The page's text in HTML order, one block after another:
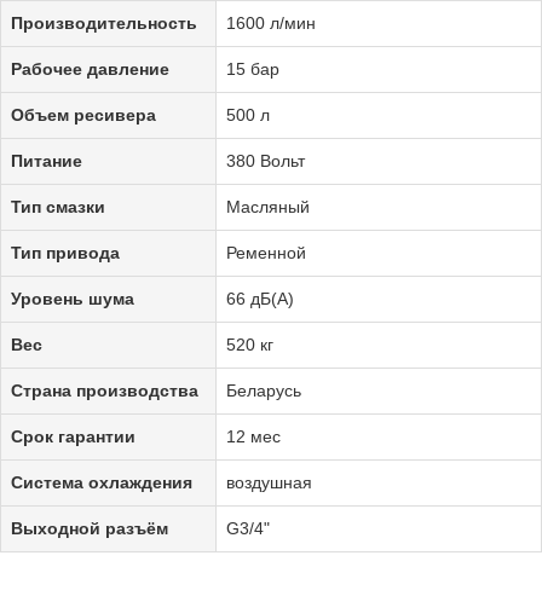
Производительность 1600 л/мин
Рабочее давление 15 бар
Объем ресивера 500 л
Питание 380 Вольт
Тип смазки Масляный
Тип привода Ременной
Уровень шума 66 дБ(А)
Вес 520 кг
Страна производства Беларусь
Срок гарантии 12 мес
Система охлаждения воздушная
Выходной разъём G3/4"